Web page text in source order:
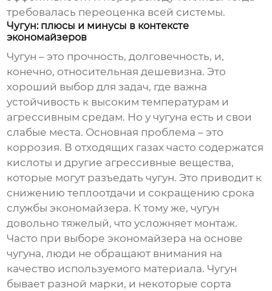
требовалась переоценка всей системы.
Чугун: плюсы и минусы в контексте
экономайзеров
Чугун – это прочность, долговечность, и,
конечно, относительная дешевизна. Это
хороший выбор для задач, где важна
устойчивость к высоким температурам и
агрессивным средам. Но у чугуна есть и свои
слабые места. Основная проблема – это
коррозия. В отходящих газах часто содержатся
кислоты и другие агрессивные вещества,
которые могут разъедать чугун. Это приводит к
снижению теплоотдачи и сокращению срока
службыэкономайзера. К тому же, чугун
довольно тяжелый, что усложняет монтаж.
Часто при выбореэкономайзера на основе
чугуна, люди не обращают внимания на
качество используемого материала. Чугун
бывает разной марки, и некоторые сорта